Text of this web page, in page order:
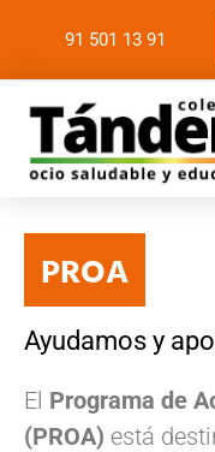
91 501 13 91
PROA
Ayudamos y
El Programa de
(PROA) está